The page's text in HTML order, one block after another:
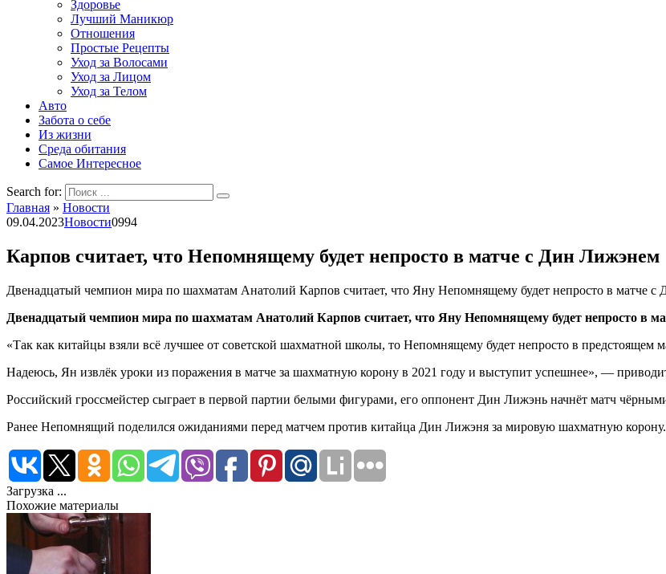
Здоровье
Лучший Маникюр
Отношения
Простые Рецепты
Уход за Волосами
Уход за Лицом
Уход за Телом
Авто
Забота о себе
Из жизни
Среда обитания
Самое Интересное
Search for:
Главная » Новости
09.04.2023Новости0994
Карпов считает, что Непомнящему будет непросто в матче с Дин Лижэнем
Двенадцатый чемпион мира по шахматам Анатолий Карпов считает, что Яну Непомнящему будет непросто в матче с
Двенадцатый чемпион мира по шахматам Анатолий Карпов считает, что Яну Непомнящему будет непросто в
«Так как китайцы взяли всё лучшее от советской шахматной школы, то Непомнящему будет непросто в предстоящем
Надеюсь, Ян извлёк уроки из поражения в матче за шахматную корону в 2021 году и выступит успешнее», —
Российский гроссмейстер сыграет в первой партии белыми фигурами, его оппонент Дин Лижэнь начнёт матч
Ранее Непомнящий поделился ожиданиями перед матчем против китайца Дин Лижэня за мировую шахматную корону.
Загрузка ...
Похожие материалы